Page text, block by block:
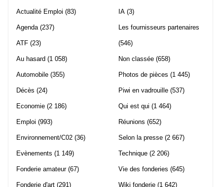
Actualité Emploi (83)
Agenda(237)
ATF (23)
Au hasard (1 058)
Automobile (355)
Décès (24)
Economie (2 186)
Emploi (993)
Environnement/C02 (36)
Evènements (1 149)
Fonderie amateur(67)
Fonderie d'art (291)
IA (3)
Les fournisseurs partenaires
(546)
Non classée (658)
Photos de pièces (1 445)
Piwi en vadrouille (537)
Qui est qui (1 464)
Réunions (652)
Selon la presse (2 667)
Technique (2 206)
Vie des fonderies (645)
Wiki fonderie (1 642)